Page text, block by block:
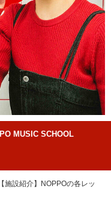
MUSIC SCHOOL
【施設紹介】NOPPOの各レッ